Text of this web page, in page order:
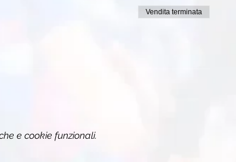
Vendita terminata
e cookie funzionali.